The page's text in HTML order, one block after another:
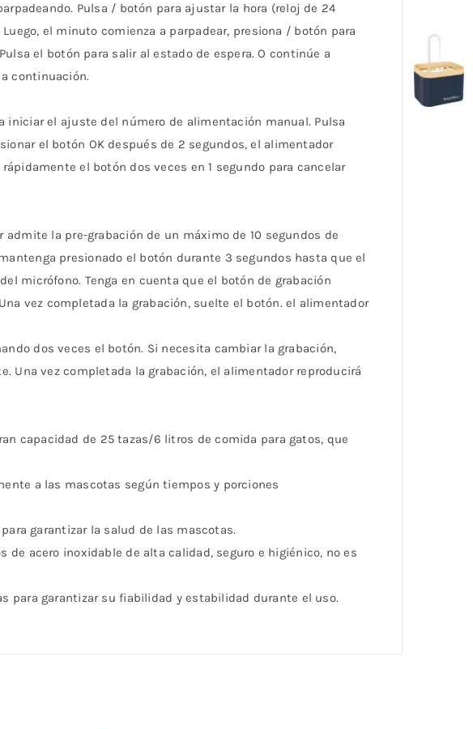
Pulsa / botón para ajustar la hora (reloj de 24
el minuto comienza a parpadear, presiona / botón para
el botón para salir al estado de espera. O continúe a
continuación.
iniciar el ajuste del número de alimentación manual. Pulsa
el botón OK después de 2 segundos, el alimentador
el botón dos veces en 1 segundo para cancelar
la pre-grabación de un máximo de 10 segundos de
presionado el botón durante 3 segundos hasta que el
micrófono. Tenga en cuenta que el botón de grabación
vez completada la grabación, suelte el botón. el alimentador
dos veces el botón. Si necesita cambiar la grabación,
Una vez completada la grabación, el alimentador reproducirá
capacidad de 25 tazas/6 litros de comida para gatos, que
a las mascotas según tiempos y porciones
garantizar la salud de las mascotas.
acero inoxidable de alta calidad, seguro e higiénico, no es
para garantizar su fiabilidad y estabilidad durante el uso.